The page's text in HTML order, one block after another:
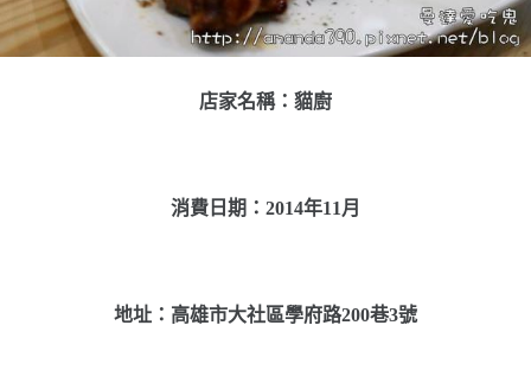
店家名稱：貓廚
消費日期：2014年11月
地址：高雄市大社區學府路200巷3號